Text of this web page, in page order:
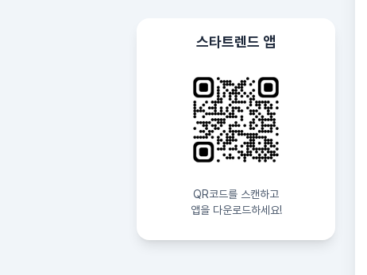
스타트렌드 앱
QR코드를 스캔하고
앱을 다운로드하세요!